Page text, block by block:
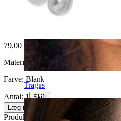
Tragus
79,00 kr
Materiale:
Rustfrit stål
Farve: Blank
Antal: 1 Skift
Læg i kurv
Produktanmeldelser